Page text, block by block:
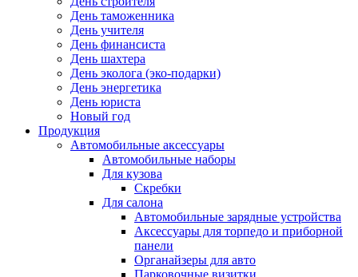
День таможенника
День учителя
День финансиста
День шахтера
День эколога (эко-подарки)
День энергетика
День юриста
Новый год
Продукция
Автомобильные аксессуары
Автомобильные наборы
Для кузова
Скребки
Для салона
Автомобильные зарядные устройства
Аксессуары для торпедо и приборной
панели
Органайзеры для авто
Парковочные визитки